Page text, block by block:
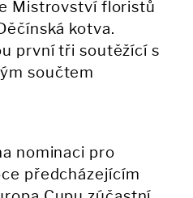
Mistrovství floristů
kotva.
první tři soutěžící s
součtem
nominaci pro
předcházejícím